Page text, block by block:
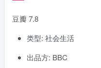
豆瓣 7.8
类型: 社会生活
出品方: BBC